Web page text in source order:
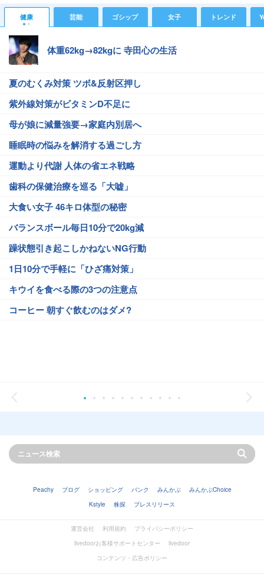
健康 芸能 ゴシップ 女子 トレンド
体重62kg→82kgに 寺田心の生活
夏のむくみ対策 ツボ&反射区押し
紫外線対策がビタミンD不足に
母が娘に減量強要→家庭内別居へ
睡眠時の悩みを解消する過ごし方
運動より代謝 人体の省エネ戦略
歯科の保健治療を巡る「大嘘」
大食い女子 46キロ体型の秘密
バランスボール毎日10分で20kg減
躁状態引き起こしかねないNG行動
1日10分で手軽に「ひざ痛対策」
キウイを食べる際の3つの注意点
コーヒー 朝すぐ飲むのはダメ?
Peachy ブログ ショッピング バンク みんかぶ
みんかぶChoice
Kstyle
株探 プレスリリース
運営会社 利用規約
プライバシーポリシー
livedoorお客様サポートセンター
livedoor
コンテンツ・広告ポリシー